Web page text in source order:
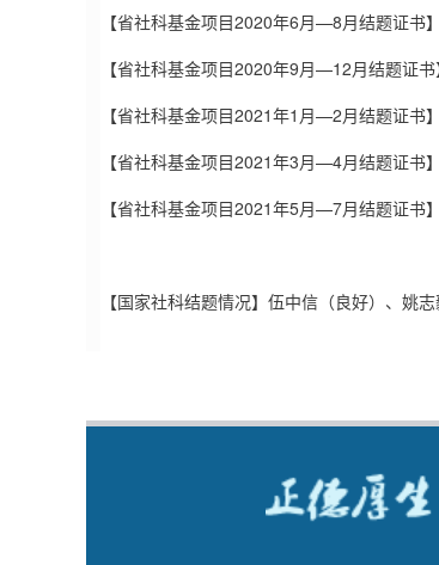
【省社科基金项目2020年6月—8月结题证书
【省社科基金项目2020年9月—12月结题证
【省社科基金项目2021年1月—2月结题证书
【省社科基金项目2021年3月—4月结题证书
【省社科基金项目2021年5月—7月结题证书
【国家社科结题情况】伍中信（良好）、姚